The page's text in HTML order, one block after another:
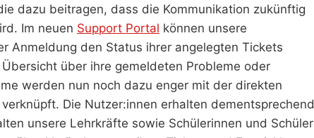
dazu beitragen, dass die Kommunikation zukünftig
Im neuen Support Portal können unsere
Anmeldung den Status ihrer angelegten Tickets
über ihre gemeldeten Probleme oder
werden nun noch dazu enger mit der direkten
Die Nutzer:innen erhalten dementsprechend
unsere Lehrkräfte sowie Schülerinnen und Schüler